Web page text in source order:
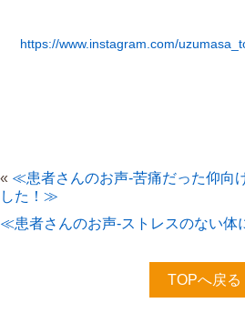
https://www.instagram.com/
« ≪患者さんのお声-苦痛だった仰向
した！≫
≪患者さんのお声-ストレスのない体
TOPへ戻る